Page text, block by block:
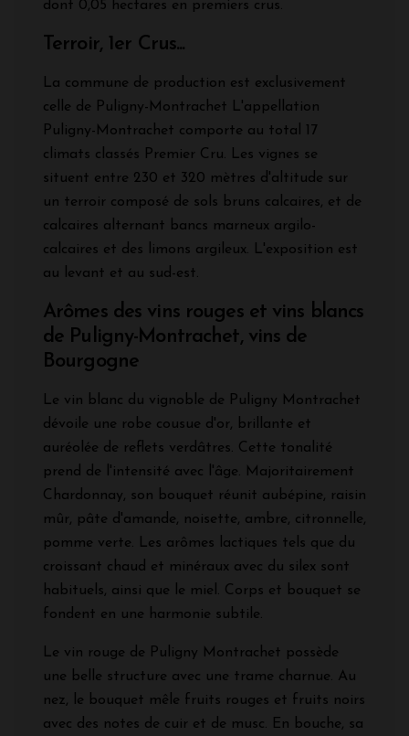
dont 0,05 hectares en premiers crus.
Terroir, 1er Crus...
La commune de production est exclusivement
celle de Puligny-Montrachet L'appellation
Puligny-Montrachet comporte au total 17
climats classés Premier Cru. Les vignes se
situent entre 230 et 320 mètres d'altitude sur
un terroir composé de sols bruns calcaires, et de
calcaires alternant bancs marneux argilo-
calcaires et des limons argileux. L'exposition est
au levant et au sud-est.
Arômes des vins rouges et vins blancs
de Puligny-Montrachet, vins de
Bourgogne
Le vin blanc du vignoble de Puligny Montrachet
dévoile une robe cousue d'or, brillante et
auréolée de reflets verdâtres. Cette tonalité
prend de l'intensité avec l'âge. Majoritairement
Chardonnay, son bouquet réunit aubépine, raisin
mûr, pâte d'amande, noisette, ambre, citronnelle,
pomme verte. Les arômes lactiques tels que du
croissant chaud et minéraux avec du silex sont
habituels, ainsi que le miel. Corps et bouquet se
fondent en une harmonie subtile.
Le vin rouge de Puligny Montrachet possède
une belle structure avec une trame charnue. Au
nez, le bouquet mêle fruits rouges et fruits noirs
avec des notes de cuir et de musc. En bouche, sa